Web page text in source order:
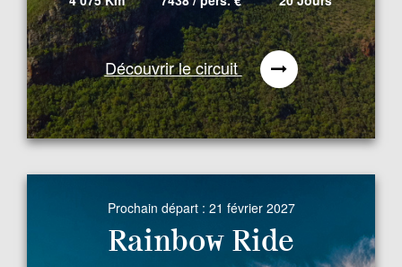
Découvrir le circuit
Prochain départ : 21 février 2027
Rainbow Ride